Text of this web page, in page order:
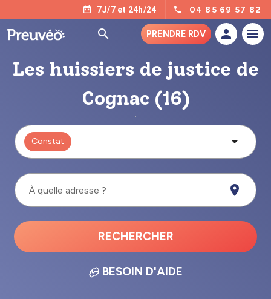
7J/7 et 24h/24 04 85 69 57 82
PRENDRE RDV
Les huissiers de justice de
Cognac (16)
Constat
À quelle adresse ?
RECHERCHER
BESOIN D'AIDE